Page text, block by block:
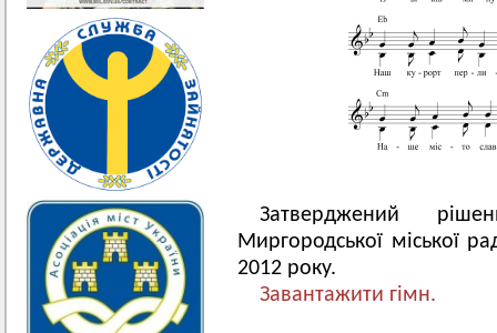
Затверджений
Миргородської міської
2012 року.
Завантажити гімн.